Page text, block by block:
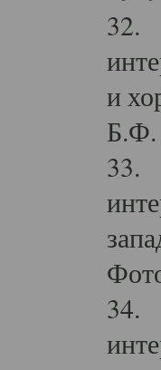
32.
и
Б.Ф.
33.
34.